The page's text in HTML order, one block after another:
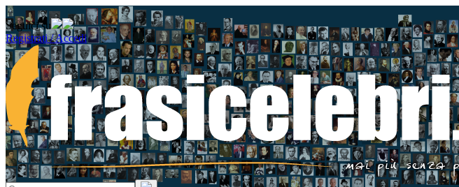
Seguici su
Registrati / Accedi